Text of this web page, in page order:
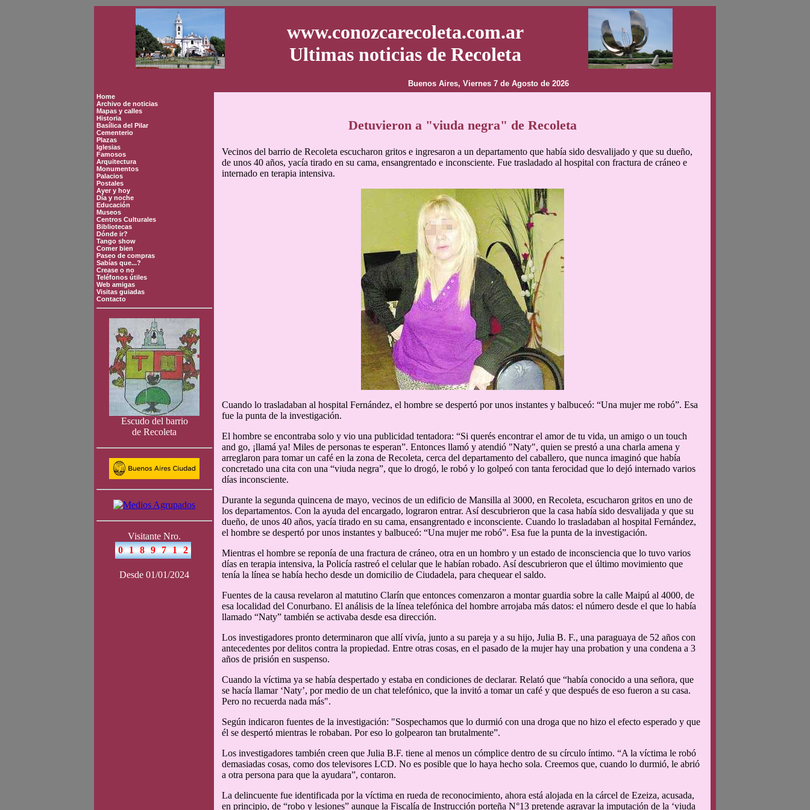
www.conozcarecoleta.com.ar
Ultimas noticias de Recoleta
Buenos Aires, Viernes 7 de Agosto de 2026
Home
Archivo de noticias
Mapas y calles
Historia
Basílica del Pilar
Cementerio
Plazas
Iglesias
Famosos
Arquitectura
Monumentos
Palacios
Postales
Ayer y hoy
Día y noche
Educación
Museos
Centros Culturales
Bibliotecas
Dónde ir?
Tango show
Comer bien
Paseo de compras
Sabías que...?
Crease o no
Teléfonos útiles
Web amigas
Visitas guiadas
Contacto
Escudo del barrio
de Recoleta
Visitante Nro.
Desde 01/01/2024
Detuvieron a "viuda negra" de Recoleta
Vecinos del barrio de Recoleta escucharon gritos e ingresaron a un departamento que había sido desvalijado y que su dueño,
de unos 40 años, yacía tirado en su cama, ensangrentado e inconsciente. Fue trasladado al hospital con fractura de cráneo e
internado en terapia intensiva.
Cuando lo trasladaban al hospital Fernández, el hombre se despertó por unos instantes y balbuceó: “Una mujer me robó”. Esa
fue la punta de la investigación.
El hombre se encontraba solo y vio una publicidad tentadora: “Si querés encontrar el amor de tu vida, un amigo o un touch
and go, ¡llamá ya! Miles de personas te esperan”. Entonces llamó y atendió "Naty", quien se prestó a una charla amena y
arreglaron para tomar un café en la zona de Recoleta, cerca del departamento del caballero, que nunca imaginó que había
concretado una cita con una “viuda negra”, que lo drogó, le robó y lo golpeó con tanta ferocidad que lo dejó internado varios
días inconsciente.
Durante la segunda quincena de mayo, vecinos de un edificio de Mansilla al 3000, en Recoleta, escucharon gritos en uno de
los departamentos. Con la ayuda del encargado, lograron entrar. Así descubrieron que la casa había sido desvalijada y que su
dueño, de unos 40 años, yacía tirado en su cama, ensangrentado e inconsciente. Cuando lo trasladaban al hospital Fernández,
el hombre se despertó por unos instantes y balbuceó: “Una mujer me robó”. Esa fue la punta de la investigación.
Mientras el hombre se reponía de una fractura de cráneo, otra en un hombro y un estado de inconsciencia que lo tuvo varios
días en terapia intensiva, la Policía rastreó el celular que le habían robado. Así descubrieron que el último movimiento que
tenía la línea se había hecho desde un domicilio de Ciudadela, para chequear el saldo.
Fuentes de la causa revelaron al matutino Clarín que entonces comenzaron a montar guardia sobre la calle Maipú al 4000, de
esa localidad del Conurbano. El análisis de la línea telefónica del hombre arrojaba más datos: el número desde el que lo había
llamado “Naty” también se activaba desde esa dirección.
Los investigadores pronto determinaron que allí vivía, junto a su pareja y a su hijo, Julia B. F., una paraguaya de 52 años con
antecedentes por delitos contra la propiedad. Entre otras cosas, en el pasado de la mujer hay una probation y una condena a 3
años de prisión en suspenso.
Cuando la víctima ya se había despertado y estaba en condiciones de declarar. Relató que “había conocido a una señora, que
se hacía llamar ‘Naty’, por medio de un chat telefónico, que la invitó a tomar un café y que después de eso fueron a su casa.
Pero no recuerda nada más".
Según indicaron fuentes de la investigación: "Sospechamos que lo durmió con una droga que no hizo el efecto esperado y que
él se despertó mientras le robaban. Por eso lo golpearon tan brutalmente”.
Los investigadores también creen que Julia B.F. tiene al menos un cómplice dentro de su círculo íntimo. “A la víctima le robó
demasiadas cosas, como dos televisores LCD. No es posible que lo haya hecho sola. Creemos que, cuando lo durmió, le abrió
a otra persona para que la ayudara”, contaron.
La delincuente fue identificada por la víctima en rueda de reconocimiento, ahora está alojada en la cárcel de Ezeiza, acusada,
en principio, de “robo y lesiones” aunque la Fiscalía de Instrucción porteña N°13 pretende agravar la imputación de la ‘viuda